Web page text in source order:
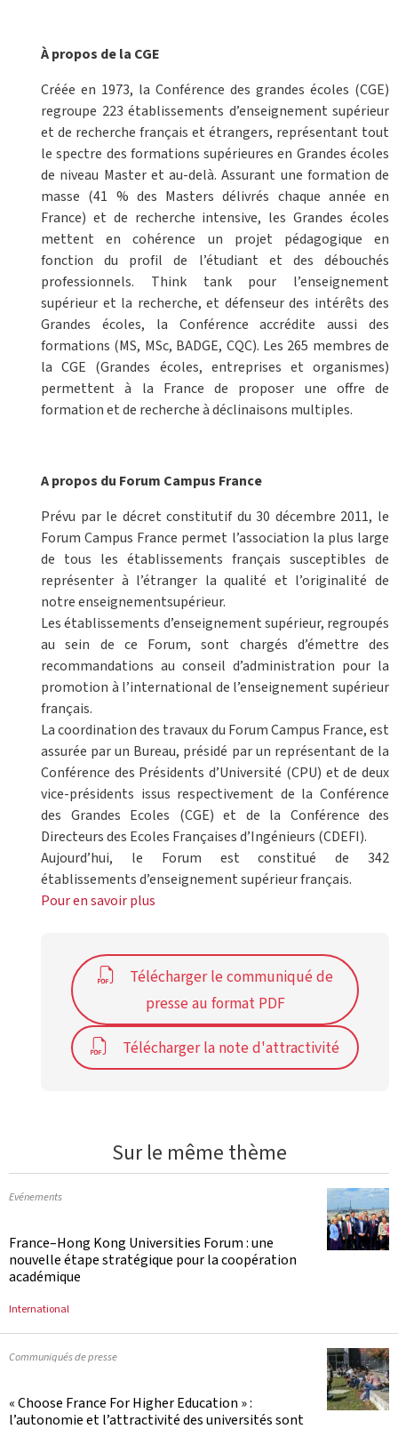
À propos de la CGE
Créée en 1973, la Conférence des grandes écoles (CGE)
regroupe 223 établissements d’enseignement supérieur
et de recherche français et étrangers, représentant tout
le spectre des formations supérieures en Grandes écoles
de niveau Master et au-delà. Assurant une formation de
masse (41 % des Masters délivrés chaque année en
France) et de recherche intensive, les Grandes écoles
mettent en cohérence un projet pédagogique en
fonction du profil de l’étudiant et des débouchés
professionnels. Think tank pour l’enseignement
supérieur et la recherche, et défenseur des intérêts des
Grandes écoles, la Conférence accrédite aussi des
formations (MS, MSc, BADGE, CQC). Les 265 membres de
la CGE (Grandes écoles, entreprises et organismes)
permettent à la France de proposer une offre de
formation et de recherche à déclinaisons multiples.
A propos du Forum Campus France
Prévu par le décret constitutif du 30 décembre 2011, le
Forum Campus France permet l’association la plus large
de tous les établissements français susceptibles de
représenter à l’étranger la qualité et l’originalité de
notre enseignementsupérieur.
Les établissements d’enseignement supérieur, regroupés
au sein de ce Forum, sont chargés d’émettre des
recommandations au conseil d’administration pour la
promotion à l’international de l’enseignement supérieur
français.
La coordination des travaux du Forum Campus France, est
assurée par un Bureau, présidé par un représentant de la
Conférence des Présidents d’Université (CPU) et de deux
vice-présidents issus respectivement de la Conférence
des Grandes Ecoles (CGE) et de la Conférence des
Directeurs des Ecoles Françaises d’Ingénieurs (CDEFI).
Aujourd’hui, le Forum est constitué de 342
établissements d’enseignement supérieur français.
Pour en savoir plus
Télécharger le communiqué de
presse au format PDF
Télécharger la note d'attractivité
Sur le même thème
Evénements
France–Hong Kong Universities Forum : une
nouvelle étape stratégique pour la coopération
académique
International
Communiqués de presse
« Choose France For Higher Education » :
l’autonomie et l’attractivité des universités sont